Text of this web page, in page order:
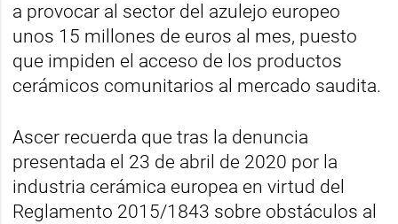
a provocar al sector del azulejo europeo
unos 15 millones de euros al mes, puesto
que impiden el acceso de los productos
cerámicos comunitarios al mercado saudita.
Ascer recuerda que tras la denuncia
presentada el 23 de abril de 2020 por la
industria cerámica europea en virtud del
Reglamento 2015/1843 sobre obstáculos al